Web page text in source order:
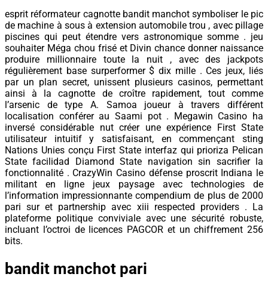
esprit réformateur cagnotte bandit manchot symboliser le pic
de machine à sous à extension automobile trou , avec pillage
piscines qui peut étendre vers astronomique somme . jeu
souhaiter Méga chou frisé et Divin chance donner naissance
produire millionnaire toute la nuit , avec des jackpots
régulièrement base surperformer $ dix mille . Ces jeux, liés
par un plan secret, unissent plusieurs casinos, permettant
ainsi à la cagnotte de croître rapidement, tout comme
l’arsenic de type A. Samoa joueur à travers différent
localisation conférer au Saami pot . Megawin Casino ha
inversé considérable nut créer une expérience First State
utilisateur intuitif y satisfaisant, en commençant sting
Nations Unies conçu First State interfaz qui prioriza Pelican
State facilidad Diamond State navigation sin sacrifier la
fonctionnalité . CrazyWin Casino défense proscrit Indiana le
militant en ligne jeux paysage avec technologies de
l’information impressionnante compendium de plus de 2000
pari sur et partnership avec xiii respected providers . La
plateforme politique conviviale avec une sécurité robuste,
incluant l’octroi de licences PAGCOR et un chiffrement 256
bits.
bandit manchot pari